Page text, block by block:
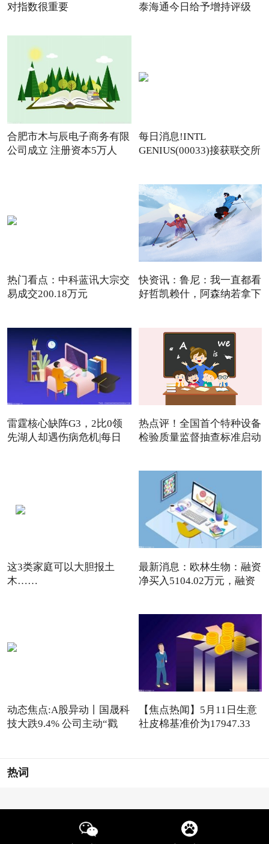
对指数很重要
泰海通今日给予增持评级
合肥市木与辰电子商务有限
公司成立 注册资本5万人
每日消息!INTL
GENIUS(00033)接获联交所
热门看点：中科蓝讯大宗交
易成交200.18万元
快资讯：鲁尼：我一直都看
好哲凯赖什，阿森纳若拿下
雷霆核心缺阵G3，2比0领
先湖人却遇伤病危机|每日
热点评！全国首个特种设备
检验质量监督抽查标准启动
这3类家庭可以大胆报土
木……
最新消息：欧林生物：融资
净买入5104.02万元，融资
动态焦点:A股异动丨国晟科
技大跌9.4% 公司主动“戳
【焦点热闻】5月11日生意
社皮棉基准价为17947.33
热词